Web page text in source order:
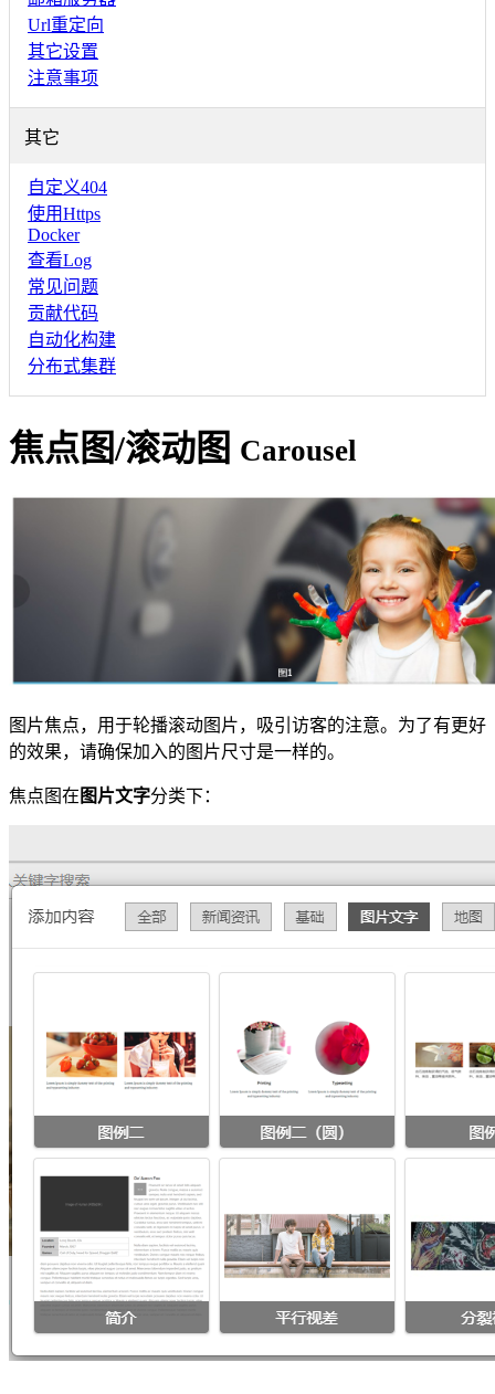
Url重定向
其它设置
注意事项
其它
自定义404
使用Https
Docker
查看Log
常见问题
贡献代码
自动化构建
分布式集群
焦点图/滚动图 Carousel
图片焦点，用于轮播滚动图片，吸引访客的注意。为了有更好
的效果，请确保加入的图片尺寸是一样的。
焦点图在 图片文字分类下：